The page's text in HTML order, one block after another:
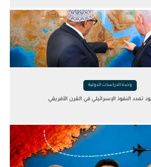
وحدة الدراسات الدولية
تمدد النفوذ الإسرائيلي في القرن الأفريقي